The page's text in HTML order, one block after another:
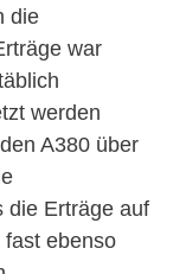
die
war
werden
A380 über
die Erträge auf
fast ebenso